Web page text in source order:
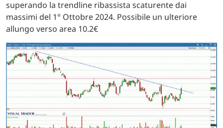
superando la trendline ribassista scaturente dai
massimi del 1° Ottobre 2024. Possibile un ulteriore
allungo verso area 10.2€